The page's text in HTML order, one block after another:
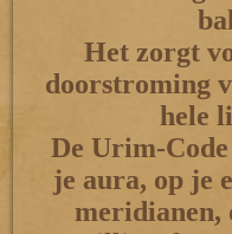
Het zorgt
doorstroming
hele
De Urim-
je aura, op je
meridianen,